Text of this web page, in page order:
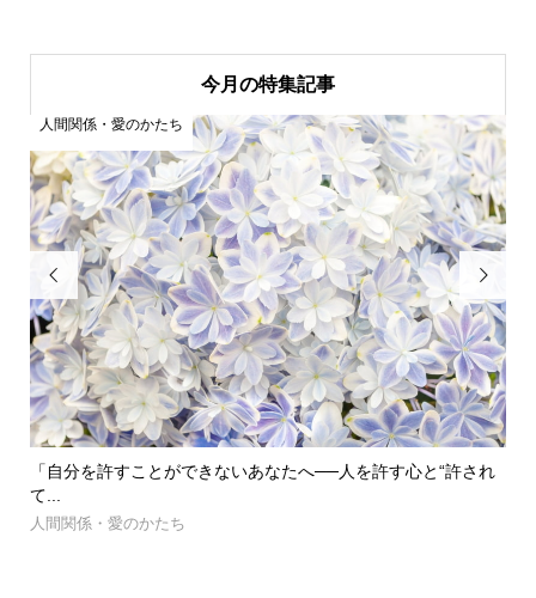
今月の特集記事

力漲るエネルギーを出すのには
未分類
未分類
